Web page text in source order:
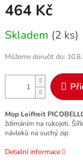
464 Kč
cena:
Skladem (2 ks)
Můžeme doručit do:
Mop Leifheit
ždímáním na rukojeti.
návleků na suchý zip.
Detailní informace